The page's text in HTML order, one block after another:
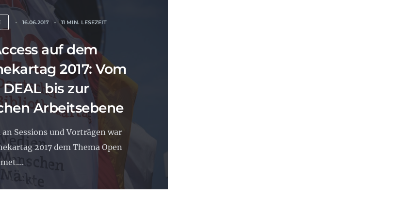
16.06.2017 11 MIN. LESEZEIT
auf dem
2017: Vom
bis zur
Arbeitsebene
Sessions und Vorträgen war
2017 dem Thema Open